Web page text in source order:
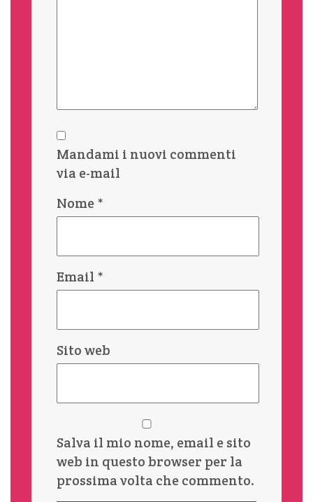
Mandami i nuovi commenti
via e-mail
Nome *
Email *
Sito web
Salva il mio nome, email e sito
web in questo browser per la
prossima volta che commento.